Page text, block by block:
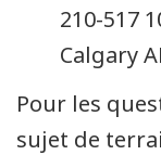
210-517
Calgary
Pour les
sujet de